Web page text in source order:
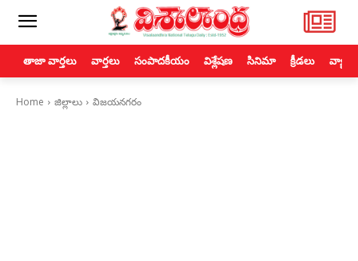
తాజా వార్తలు వార్తలు సంపాదకీయం విశ్లేషణ సినిమా క్రీడలు
Home జిల్లాలు విజయనగరం